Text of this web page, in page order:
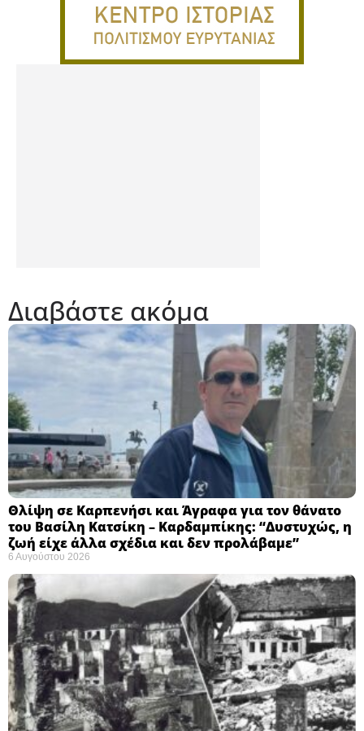
Διαβάστε ακόμα
Θλίψη σε Καρπενήσι και Άγραφα για τον θάνατο
του Βασίλη Κατσίκη – Καρδαμπίκης: “Δυστυχώς, η
ζωή είχε άλλα σχέδια και δεν προλάβαμε”
6 Αυγούστου 2026